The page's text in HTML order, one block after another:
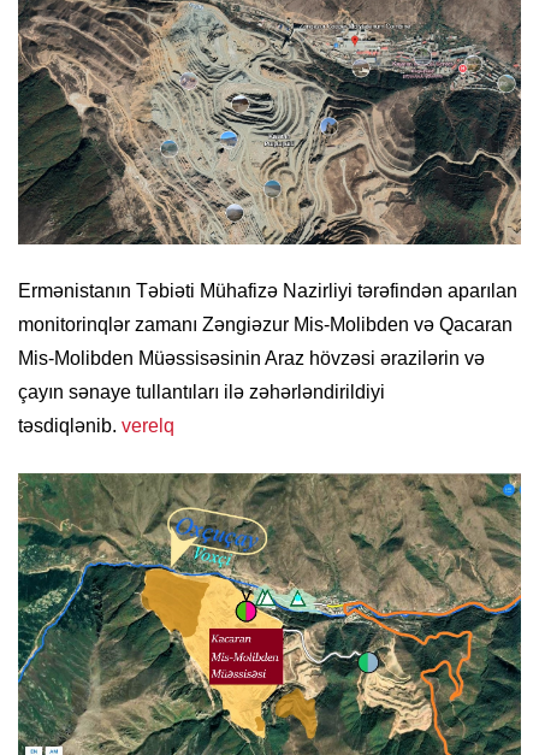
Ermənistanın Təbiəti Mühafizə Nazirliyi tərəfindən aparılan
monitorinqlər zamanı Zəngiəzur Mis-Molibden və Qacaran
Mis-Molibden Müəssisəsinin Araz hövzəsi ərazilərin və
çayın sənaye tullantıları ilə zəhərləndirildiyi
təsdiqlənib. verelq